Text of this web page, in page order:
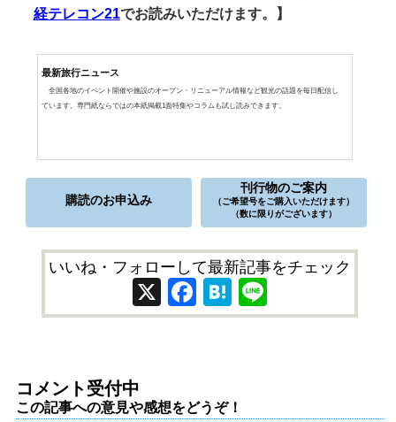
経テレコン21でお読みいただけます。】
最新旅行ニュース
全国各地のイベント開催や施設のオープン・リニューアル情報など観光の話題を毎日配信し
ています。専門紙ならではの本紙掲載1面特集やコラムも試し読みできます。
購読のお申込み
刊行物のご案内
（ご希望号をご購入いただけます）
（数に限りがございます）
いいね・フォローして最新記事をチェック
X Facebook
Hatena
コメント受付中
この記事への意見や感想をどうぞ！